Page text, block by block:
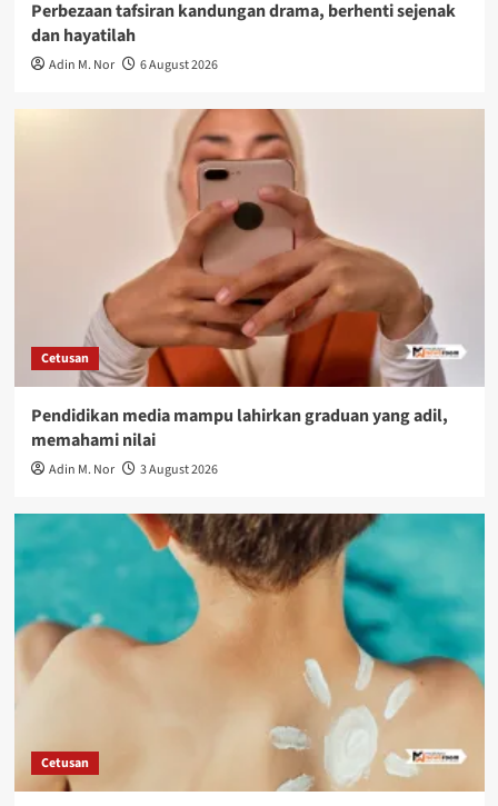
Perbezaan tafsiran kandungan drama, berhenti sejenak
dan hayatilah
Adin M. Nor 6 August 2026
Cetusan
Pendidikan media mampu lahirkan graduan yang adil,
memahami nilai
Adin M. Nor 3 August 2026
Cetusan